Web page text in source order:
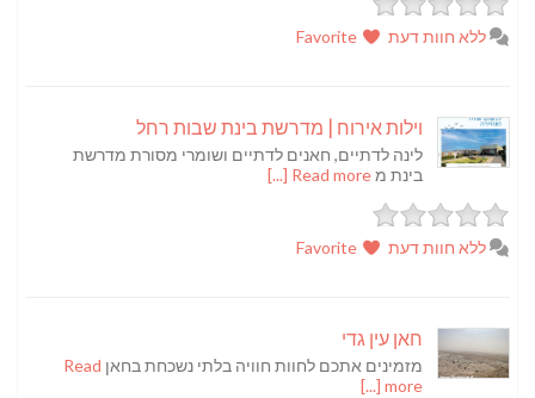
ללא חוות דעת
וילות אירוח | מדרשת בינת שבות רחל
לינה לדתיים, חאנים לדתיים ושומרי מסורת מדרשת
בינת מRead more [...]
ללא חוות דעת
חאן עין גדי
מזמינים אתכם לחוות חוויה בלתי נשכחת בחאן Read
more [...]